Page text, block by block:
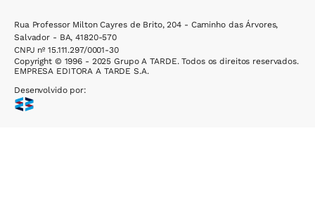
Rua Professor Milton Cayres de Brito, 204 - Caminho das Árvores,
Salvador - BA, 41820-570
CNPJ nº 15.111.297/0001-30
Copyright © 1996 - 2025 Grupo A TARDE. Todos os direitos reservados.
EMPRESA EDITORA A TARDE S.A.
Desenvolvido por: